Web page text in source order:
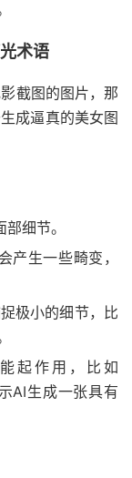
术语
截图的图片，那
成逼真的美女图
细节。
会产生一些畸变，
极小的细节，比
起作用，比如
AI生成一张具有